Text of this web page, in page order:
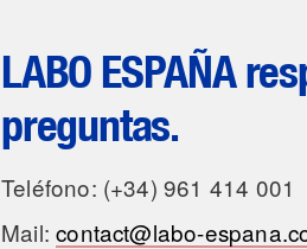
LABO ESPAÑA
preguntas.
Teléfono: (+34) 961 414 001
Mail:contact@labo-